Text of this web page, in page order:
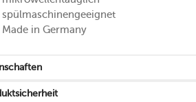
spülmaschinengeeignet
Made in Germany